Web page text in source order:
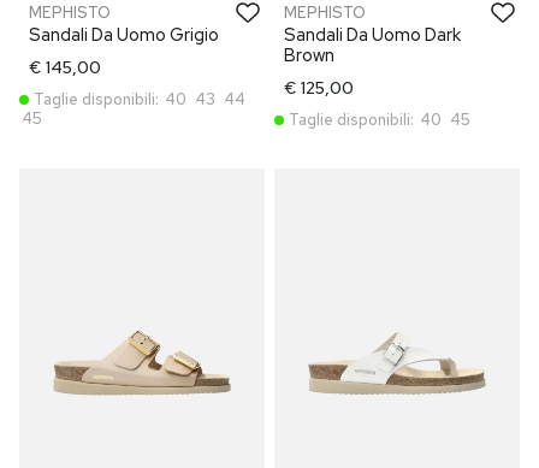
MEPHISTO
Sandali Da Uomo Grigio
€ 145,00
Taglie disponibili: 40 43 44
45
MEPHISTO
Sandali Da Uomo Dark
Brown
€ 125,00
Taglie disponibili: 40 45